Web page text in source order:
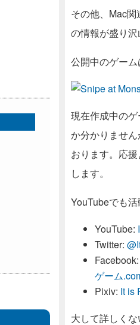
その他、Mac
の情報が盛り沢
公開中のゲーム
現在作成中の
か分かりませ
おります。応
します。
YouTubeでも活
YouTube:
Twitter:
Facebook:
ゲーム
Pixiv: It is
大して詳しく